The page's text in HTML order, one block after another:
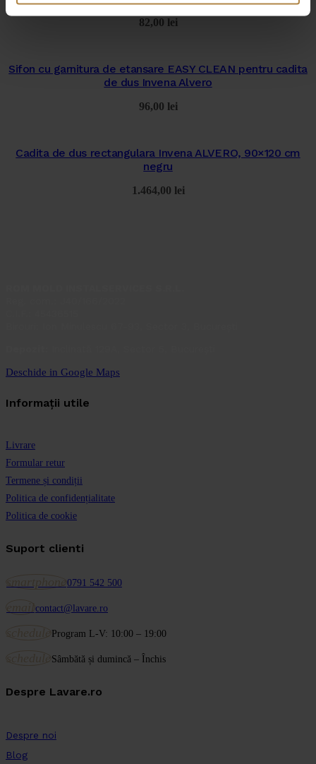
82,00 lei
Sifon cu garnitura de etansare EASY CLEAN pentru cadita
de dus Invena Alvero
96,00 lei
Cadita de dus rectangulara Invena ALVERO, 90×120 cm
negru
1.464,00 lei
Deschide in Google Maps
Informații utile
Livrare
Formular retur
Termene și condiții
Politica de confidențialitate
Politica de cookie
Suport clienti
0791 542 500
contact@lavare.ro
Program L-V: 10:00 – 19:00
Sâmbătă și dumincă – Închis
Despre Lavare.ro
Despre noi
Blog